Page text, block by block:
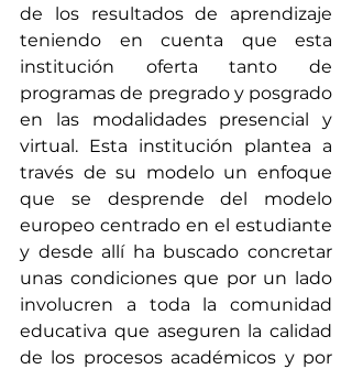
de los resultados de aprendizaje
teniendo en cuenta que esta
institución oferta tanto de
programas de pregrado y posgrado
en las modalidades presencial y
virtual. Esta institución plantea a
través de su modelo un enfoque
que se desprende del modelo
europeo centrado en el estudiante
y desde allí ha buscado concretar
unas condiciones que por un lado
involucren a toda la comunidad
educativa que aseguren la calidad
de los procesos académicos y por